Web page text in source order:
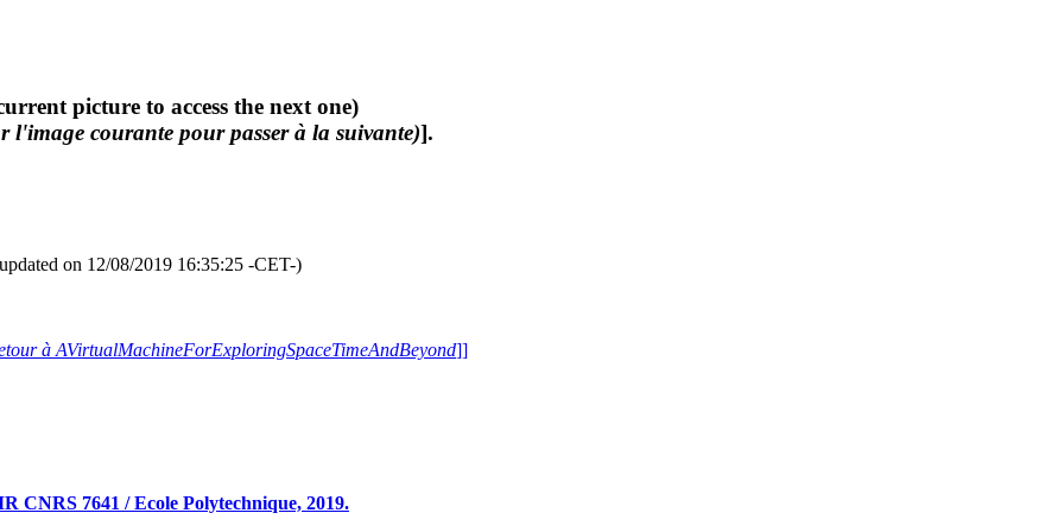
picture to access the next one)
l'image courante pour passer à la suivante)].
on 12/08/2019 16:35:25 -CET-)
à AVirtualMachineForExploringSpaceTimeAndBeyond]]
CNRS 7641 / Ecole Polytechnique, 2019.